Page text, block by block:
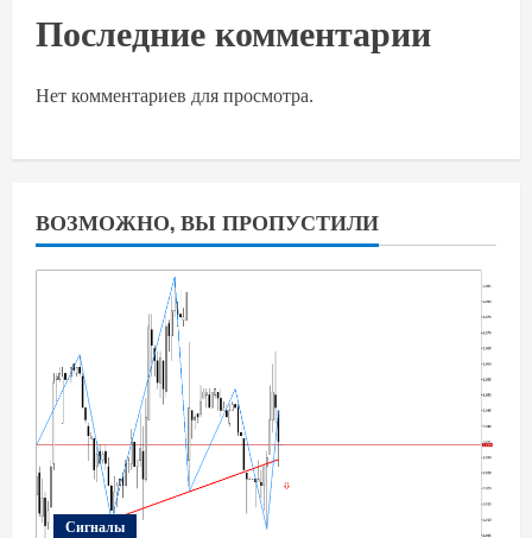
Последние комментарии
Нет комментариев для просмотра.
ВОЗМОЖНО, ВЫ ПРОПУСТИЛИ
Сигналы